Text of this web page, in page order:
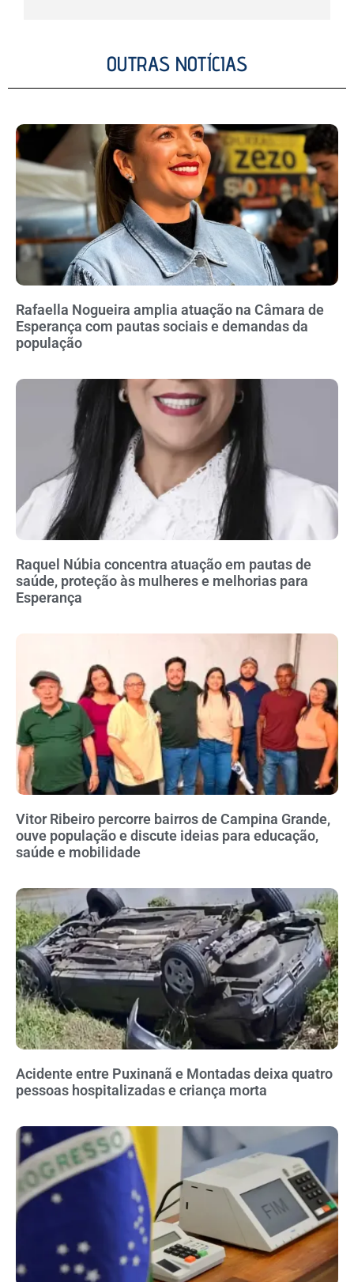
OUTRAS NOTÍCIAS
Rafaella Nogueira amplia atuação na Câmara de
Esperança com pautas sociais e demandas da
população
Raquel Núbia concentra atuação em pautas de
saúde, proteção às mulheres e melhorias para
Esperança
Vitor Ribeiro percorre bairros de Campina Grande,
ouve população e discute ideias para educação,
saúde e mobilidade
Acidente entre Puxinanã e Montadas deixa quatro
pessoas hospitalizadas e criança morta